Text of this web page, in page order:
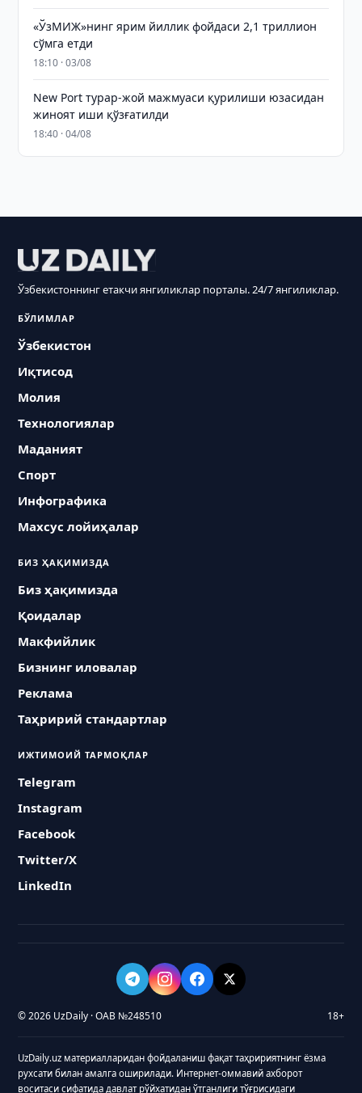
«ЎзМИЖ»нинг ярим йиллик фойдаси 2,1 триллион
сўмга етди
18:10 · 03/08
New Port турар-жой мажмуаси қурилиши юзасидан
жиноят иши қўзғатилди
18:40 · 04/08
Ўзбекистоннинг етакчи янгиликлар порталы. 24/7 янгиликлар.
БЎЛИМЛАР
Ўзбекистон
Иқтисод
Молия
Технологиялар
Маданият
Спорт
Инфографика
Махсус лойиҳалар
БИЗ ҲАҚИМИЗДА
Биз ҳақимизда
Қоидалар
Макфийлик
Бизнинг иловалар
Реклама
Таҳририй стандартлар
ИЖТИМОИЙ ТАРМОҚЛАР
Telegram
Instagram
Facebook
Twitter/X
LinkedIn
© 2026 UzDaily · ОАВ №248510 18+
UzDaily.uz материалларидан фойдаланиш фақат таҳририятнинг ёзма
рухсати билан амалга оширилади. Интернет-оммавий ахборот
воситаси сифатида давлат рўйхатидан ўтганлиги тўғрисидаги